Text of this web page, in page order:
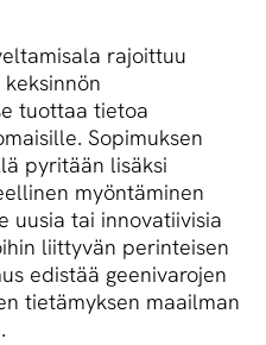
rajoittuu
tuottaa tietoa
Sopimuksen
pyritään lisäksi
myöntäminen
uusia tai innovatiivisia
liittyvän perinteisen
edistää geenivarojen
tietämyksen maailman